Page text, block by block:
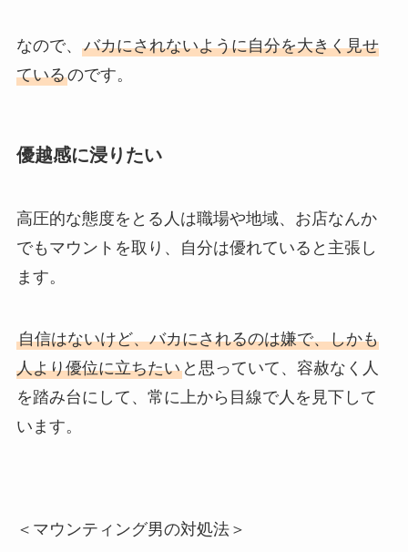
なので、 バカにされないように自分を大きく見せ
ているのです。
優越感に浸りたい
高圧的な態度をとる人は職場や地域、お店なんか
でもマウントを取り、自分は優れていると主張し
ます。
自信はないけど、バカにされるのは嫌で、しかも
人より優位に立ちたいと思っていて、容赦なく人
を踏み台にして、常に上から目線で人を見下して
います。
＜マウンティング男の対処法＞